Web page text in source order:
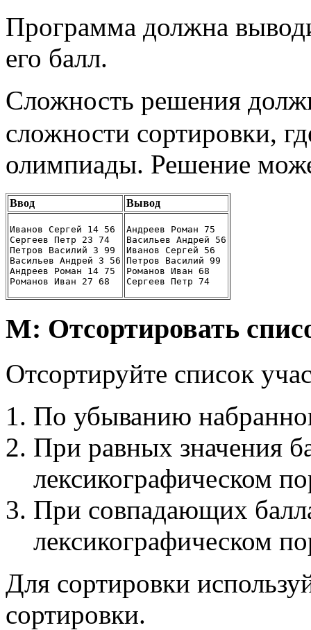
Программа должна
его балл.
Сложность решения
сложности сортировки,
олимпиады. Решение
Ввод Вывод
Иванов Сергей 14 56
Сергеев Петр 23 74
Петров Василий 3 99
Васильев Андрей 3 56
Андреев Роман 14 75
Романов Иван 27 68
Андреев Роман 75
Васильев Андрей 56
Иванов Сергей 56
Петров Василий 99
Романов Иван 68
Сергеев Петр 74
M: Отсортировать
Отсортируйте список
По убыванию
При равных значения
лексикографическом
При совпадающих
лексикографическом
Для сортировки
сортировки.